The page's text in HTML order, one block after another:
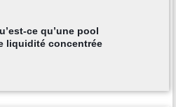
ce qu’une pool
liquidité concentrée